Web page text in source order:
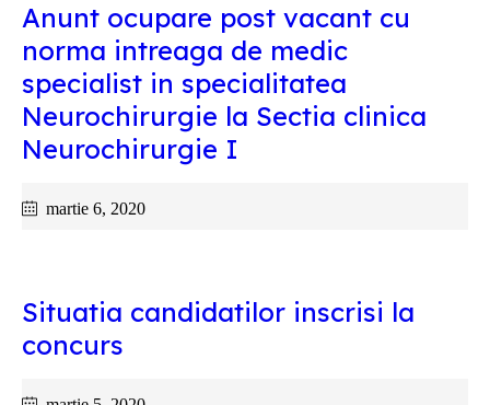
Anunt ocupare post vacant cu
norma intreaga de medic
specialist in specialitatea
Neurochirurgie la Sectia clinica
Neurochirurgie I
martie 6, 2020
Situatia candidatilor inscrisi la
concurs